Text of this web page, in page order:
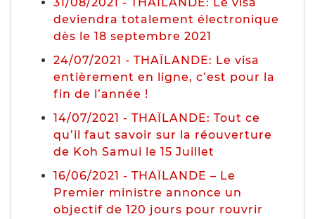
31/08/2021 - THAÏLANDE: Le visa
deviendra totalement électronique
dès le 18 septembre 2021
24/07/2021 - THAÏLANDE: Le visa
entièrement en ligne, c’est pour la
fin de l’année !
14/07/2021 - THAÏLANDE: Tout ce
qu’il faut savoir sur la réouverture
de Koh Samui le 15 Juillet
16/06/2021 - THAÏLANDE – Le
Premier ministre annonce un
objectif de 120 jours pour rouvrir